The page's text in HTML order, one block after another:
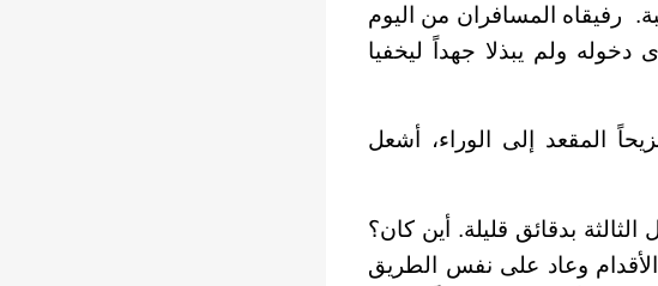
رفيقاه المسافران من اليوم
دخوله ولم يبذلا جهداً ليخفيا
المقعد إلى الوراء، أشعل
بدقائق قليلة. أين كان؟
وعاد على نفس الطريق